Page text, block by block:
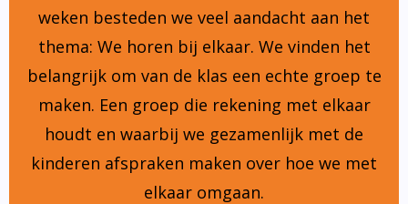
weken besteden we veel aandacht aan het
thema: We horen bij elkaar. We vinden het
belangrijk om van de klas een echte groep te
maken. Een groep die rekening met elkaar
houdt en waarbij we gezamenlijk met de
kinderen afspraken maken over hoe we met
elkaar omgaan.